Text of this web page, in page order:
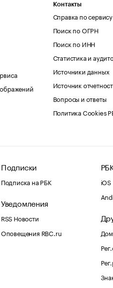
Контакты
Справка по сервису
Поиск по ОГРН
Поиск по ИНН
Статистика и
Источники данных
Источник
Вопросы и ответы
Политика Cookies
Подписки
Подписка на РБК
Уведомления
RSS Новости
Оповещения RBC.ru
iOS